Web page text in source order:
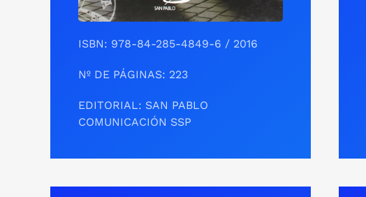
ISBN: 978-84-285-4849-6 / 2016
Nº DE PÁGINAS: 223
EDITORIAL: SAN PABLO
COMUNICACIÓN SSP